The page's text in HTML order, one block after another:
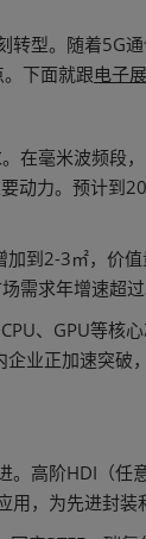
型。随着5G
下面就跟电子展
在毫米波频段
动力。预计到
到2-3㎡，价
求年增速超
、GPU等核
业正加速突破
高阶HDI（任
，为先进封装